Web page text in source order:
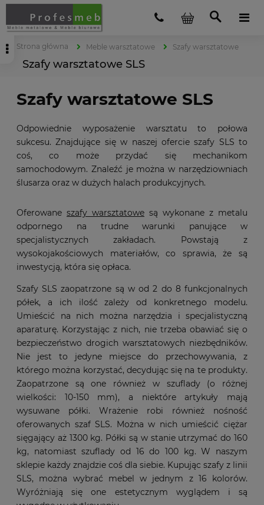
Strona główna Meble warsztatowe Szafy warsztatowe
Szafy warsztatowe SLS
Szafy warsztatowe SLS
Odpowiednie wyposażenie warsztatu to połowa
sukcesu. Znajdujące się w naszej ofercie szafy SLS to
coś, co może przydać się mechanikom
samochodowym. Znaleźć je można w narzędziowniach
ślusarza oraz w dużych halach produkcyjnych.
Oferowane szafy warsztatowe są wykonane z metalu
odpornego na trudne warunki panujące w
specjalistycznych zakładach. Powstają z
wysokojakościowych materiałów, co sprawia, że są
inwestycją, która się opłaca.
Szafy SLS zaopatrzone są w od 2 do 8 funkcjonalnych
półek, a ich ilość zależy od konkretnego modelu.
Umieścić na nich można narzędzia i specjalistyczną
aparaturę. Korzystając z nich, nie trzeba obawiać się o
bezpieczeństwo drogich warsztatowych niezbędników.
Nie jest to jedyne miejsce do przechowywania, z
którego można korzystać, decydując się na te produkty.
Zaopatrzone są one również w szuflady (o różnej
wielkości: 10-150 mm), a niektóre artykuły mają
wysuwane półki. Wrażenie robi również nośność
oferowanych szaf SLS. Można w nich umieścić ciężar
sięgający aż 1300 kg. Półki są w stanie utrzymać do 160
kg, natomiast szuflady od 16 do 100 kg. W naszym
sklepie każdy znajdzie coś dla siebie. Kupując szafy z linii
SLS, można wybrać mebel w jednym z 16 kolorów.
Wyróżniają się one estetycznym wyglądem i są